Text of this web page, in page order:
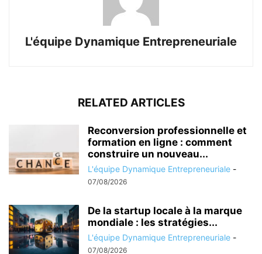
L'équipe Dynamique Entrepreneuriale
RELATED ARTICLES
Reconversion professionnelle et
formation en ligne : comment
construire un nouveau...
L'équipe Dynamique Entrepreneuriale -
07/08/2026
De la startup locale à la marque
mondiale : les stratégies...
L'équipe Dynamique Entrepreneuriale -
07/08/2026